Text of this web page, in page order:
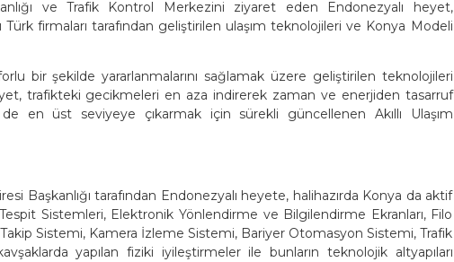
ve Trafik Kontrol Merkezini ziyaret eden Endonezyalı heyet,
firmaları tarafından geliştirilen ulaşım teknolojileri ve Konya Modeli
bir şekilde yararlanmalarını sağlamak üzere geliştirilen teknolojileri
trafikteki gecikmeleri en aza indirerek zaman ve enerjiden tasarruf
en üst seviyeye çıkarmak için sürekli güncellenen Akıllı Ulaşım
Başkanlığı tarafından Endonezyalı heyete, halihazırda Konya da aktif
Tespit Sistemleri, Elektronik Yönlendirme ve Bilgilendirme Ekranları, Filo
Sistemi, Kamera İzleme Sistemi, Bariyer Otomasyon Sistemi, Trafik
yapılan fiziki iyileştirmeler ile bunların teknolojik altyapıları